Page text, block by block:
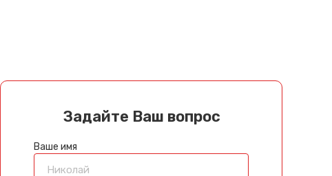
Задайте Ваш вопрос
Ваше имя